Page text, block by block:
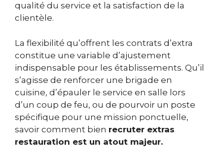
qualité du service et la satisfaction de la
clientèle.
La flexibilité qu’offrent les contrats d’extra
constitue une variable d’ajustement
indispensable pour les établissements. Qu’il
s’agisse de renforcer une brigade en
cuisine, d’épauler le service en salle lors
d’un coup de feu, ou de pourvoir un poste
spécifique pour une mission ponctuelle,
savoir comment bien recruter extras
restauration est un atout majeur.